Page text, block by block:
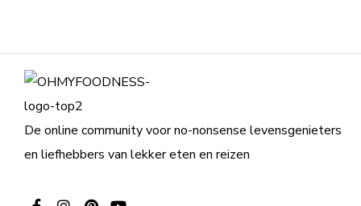
De online community voor no-nonsense levensgenieters
en liefhebbers van lekker eten en reizen